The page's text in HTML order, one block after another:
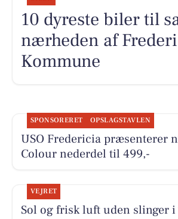
10 dyreste biler til
nærheden af
Kommune
SPONSORERET OPSLAGSTAVLEN
USO Fredericia præsenterer
Colour nederdel til 499,-
VEJRET
Sol og frisk luft uden slinger i